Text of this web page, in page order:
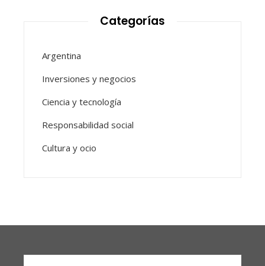
Categorías
Argentina
Inversiones y negocios
Ciencia y tecnología
Responsabilidad social
Cultura y ocio